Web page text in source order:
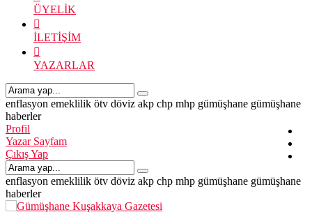
ÜYELİK
İLETİŞİM
YAZARLAR
enflasyon emeklilik ötv döviz akp chp mhp gümüşhane gümüşhane
haberler
Profil
Yazar Sayfam
Çıkış Yap
enflasyon emeklilik ötv döviz akp chp mhp gümüşhane gümüşhane
haberler